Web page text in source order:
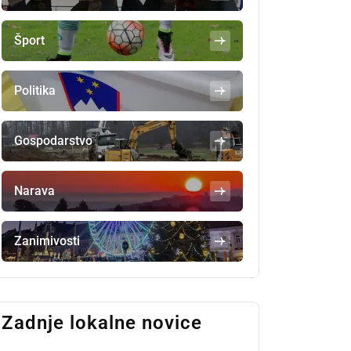
Šport
Politika
Gospodarstvo
Narava
Zanimivosti
Zadnje lokalne novice